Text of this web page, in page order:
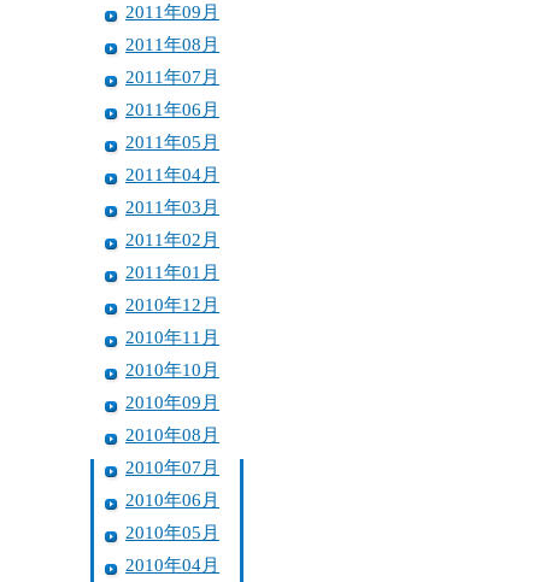
2011年09月
2011年08月
2011年07月
2011年06月
2011年05月
2011年04月
2011年03月
2011年02月
2011年01月
2010年12月
2010年11月
2010年10月
2010年09月
2010年08月
2010年07月
2010年06月
2010年05月
2010年04月